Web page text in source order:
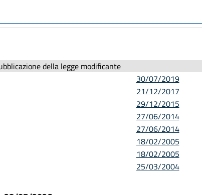
della legge modificante
30/07/2019
21/12/2017
29/12/2015
27/06/2014
27/06/2014
18/02/2005
18/02/2005
25/03/2004